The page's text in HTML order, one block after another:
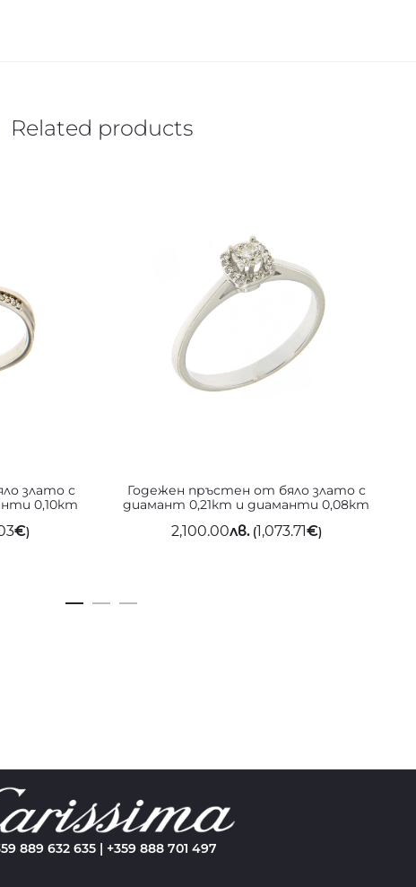
Related products
злато с
0,10кт
€)
Годежен пръстен от бяло злато с
диамант 0,21кт и диаманти 0,08кт
2,100.00лв.(1,073.71€)
889 632 635 | +359 888 701 497